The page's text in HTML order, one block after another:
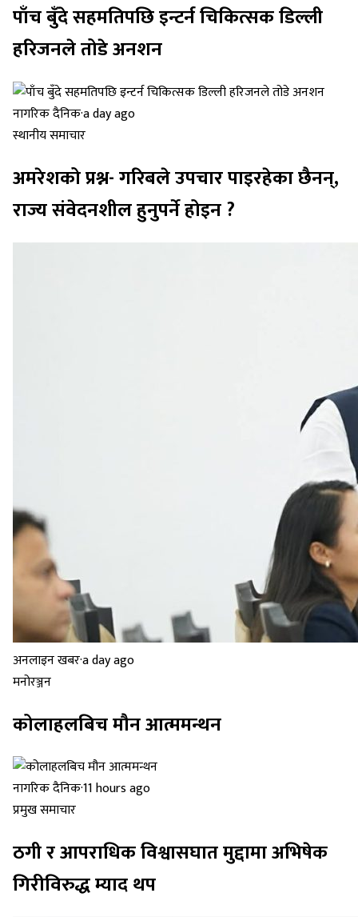
पाँच बुँदे सहमतिपछि इन्टर्न चिकित्सक डिल्ली
हरिजनले तोडे अनशन
नागरिक दैनिक·a day ago
स्थानीय समाचार
अमरेशको प्रश्न- गरिबले उपचार पाइरहेका छैनन्,
राज्य संवेदनशील हुनुपर्ने होइन ?
अनलाइन खबर·a day ago
मनोरञ्जन
कोलाहलबिच मौन आत्ममन्थन
नागरिक दैनिक·11 hours ago
प्रमुख समाचार
ठगी र आपराधिक विश्वासघात मुद्दामा अभिषेक
गिरीविरुद्ध म्याद थप